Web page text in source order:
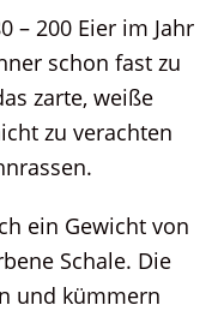
– 200 Eier im Jahr
schon fast zu
zarte, weiße
zu verachten
ein Gewicht von
Schale. Die
und kümmern